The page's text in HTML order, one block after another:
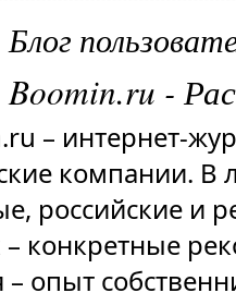
Блог
Boomin.ru -
– интернет-
компании. В
российские и
– конкретные
опыт